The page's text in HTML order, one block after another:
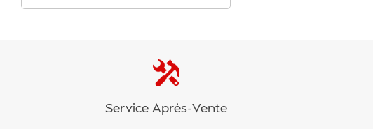
Service Après-Vente